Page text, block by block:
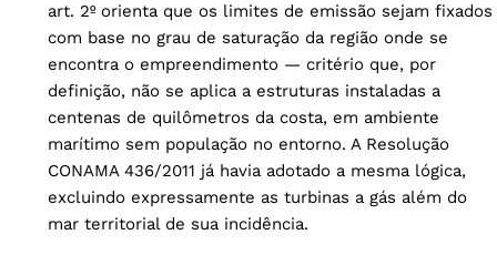
art. 2º orienta que os limites de emissão sejam fixados
com base no grau de saturação da região onde se
encontra o empreendimento — critério que, por
definição, não se aplica a estruturas instaladas a
centenas de quilômetros da costa, em ambiente
marítimo sem população no entorno. A Resolução
CONAMA 436/2011 já havia adotado a mesma lógica,
excluindo expressamente as turbinas a gás além do
mar territorial de sua incidência.